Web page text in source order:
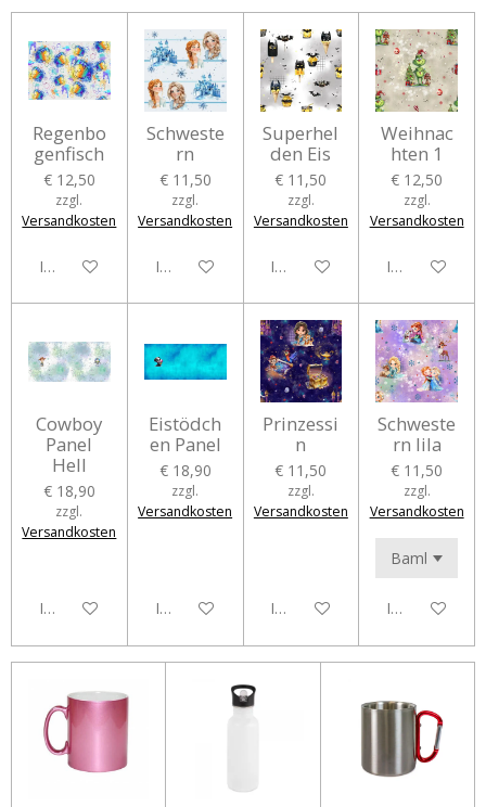
Regenbo
genfisch
€ 12,50
zzgl.
Versandkosten
In den Warenkorb
Schweste
rn
€ 11,50
zzgl.
Versandkosten
In den Warenkorb
Superhel
den Eis
€ 11,50
zzgl.
Versandkosten
In den Warenkorb
Weihnac
hten 1
€ 12,50
zzgl.
Versandkosten
In den
Cowboy
Panel
Hell
€ 18,90
zzgl.
Versandkosten
In den Warenkorb
Eistödch
en Panel
€ 18,90
zzgl.
Versandkosten
In den Warenkorb
Prinzessi
n
€ 11,50
zzgl.
Versandkosten
In den Warenkorb
Schweste
rn lila
€ 11,50
zzgl.
Versandkosten
In den